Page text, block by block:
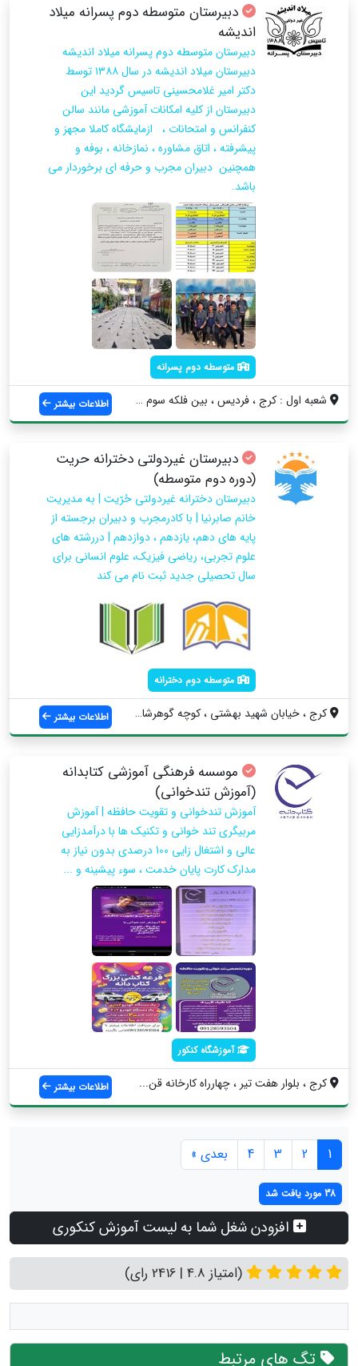
دبیرستان متوسطه دوم پسرانه میلاد
اندیشه
دبیرستان متوسطه دوم پسرانه میلاد اندیشه
دبیرستان میلاد اندیشه در سال ۱۳۸۸ توسط
دکتر امیر غلامحسینی تاسیس گردید این
دبیرستان از کلیه امکانات آموزشی مانند سالن
کنفرانس و امتحانات ، ازمایشگاه کاملا مجهز و
پیشرفته ، اتاق مشاوره ، نمازخانه ، بوفه و
همچنین دبیران مجرب و حرفه ای برخوردار می
باشد.
متوسطه دوم پسرانه
شعبه اول : کرج ، فردیس ، بین فلکه سوم و ... اطلاعات بیشتر
دبیرستان غیردولتی دخترانه حریت
(دوره دوم متوسطه)
دبیرستان دخترانه غیردولتی حُرّیت | به مدیریت
خانم صابرنیا | با کادرمجرب و دبیران برجسته از
پایه های دهم، یازدهم ، دوازدهم | دررشته های
علوم تجربی، ریاضی فیزیک، علوم انسانی برای
سال تحصیلی جدید ثبت نام می کند
متوسطه دوم دخترانه
کرج ، خیابان شهید بهشتی ، کوچه گوهرشاد ،... اطلاعات بیشتر
موسسه فرهنگی آموزشی کتابدانه
(آموزش تندخوانی)
آموزش تندخوانی و تقویت حافظه | آموزش
مربیگری تند خوانی و تکنیک ها با درآمدزایی
عالی و اشتغال زایی 100 درصدی بدون نیاز به
مدارک کارت پایان خدمت ، سوء پیشینه و ...
آموزشگاه کنکور
کرج ، بلوار هفت تیر ، چهارراه کارخانه قن... اطلاعات بیشتر
1
2
3
4 بعدی »
38 مورد یافت شد
افزودن شغل شما به لیست آموزش کنکوری
(امتیاز 4.8 | 2416 رای)
تگ های مرتبط